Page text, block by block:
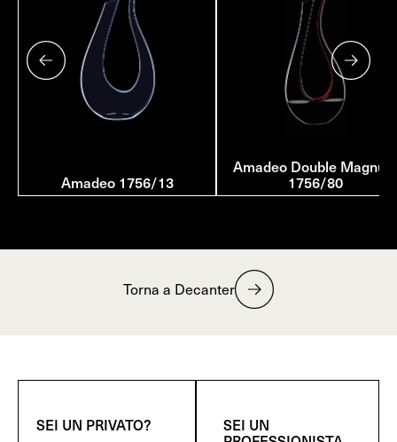
Amadeo 1756/13
Amadeo Double Magnum
1756/80
Torna a Decanter
SEI UN PRIVATO? SEI UN